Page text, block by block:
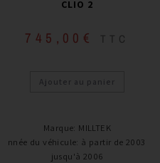
CLIO 2
745,00 € TTC
Ajouter au panier
Marque: MILLTEK
Année du véhicule: à partir de 2003 /
jusqu'à 2006